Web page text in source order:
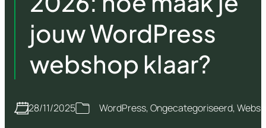
jouw WordPress
webshop klaar?
28/11/2025 WordPress, Ongecategoriseerd,